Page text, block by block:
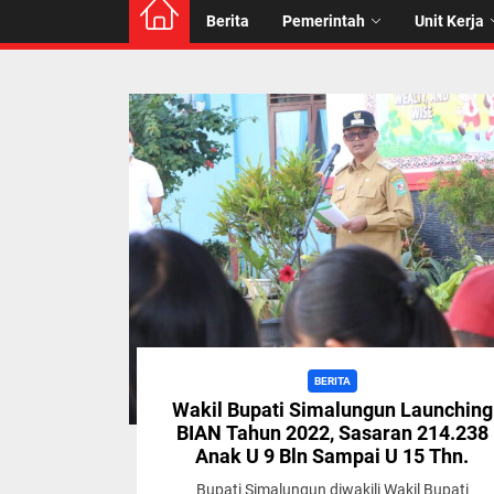
Berita Pemerintah Unit Kerja
BERITA
Wakil Bupati Simalungun Launching
BIAN Tahun 2022, Sasaran 214.238
Anak U 9 Bln Sampai U 15 Thn.
Bupati Simalungun diwakili Wakil Bupati